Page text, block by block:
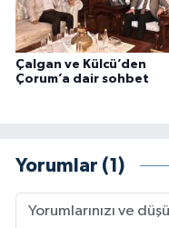
Çalgan ve Külcü’den
Çorum’a dair sohbet
Yorumlar (1)